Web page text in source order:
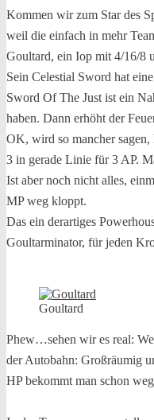
Kommen wir zum Star des
weil die einfach in mehr
Goultard, ein Iop mit 4/16/8
Sein Celestial Sword hat
Sword Of The Just ist ein
haben. Dann erhöht der
OK, wird so mancher
3 in gerade Linie für 3 AP.
Ist aber noch nicht alles,
MP weg kloppt.
Das ein derartiges
Goultarminator, für jeden
Goultard
Phew…sehen wir es real:
der Autobahn: Großräumig
HP bekommt man schon